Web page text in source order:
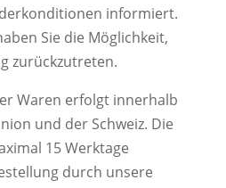
informiert.
Sie die Möglichkeit,
zurückzutreten.
Waren erfolgt innerhalb
und der Schweiz. Die
15 Werktage
durch unsere